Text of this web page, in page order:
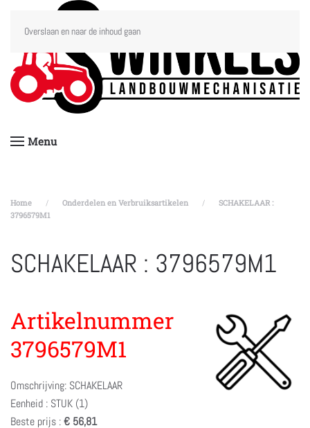
Overslaan en naar de inhoud gaan
Menu
Home Onderdelen en Verbruiksartikelen
SCHAKELAAR :
3796579M1
SCHAKELAAR : 3796579M1
Artikelnummer
3796579M1
Omschrijving: SCHAKELAAR
Eenheid : STUK (1)
Beste prijs :€ 56,81